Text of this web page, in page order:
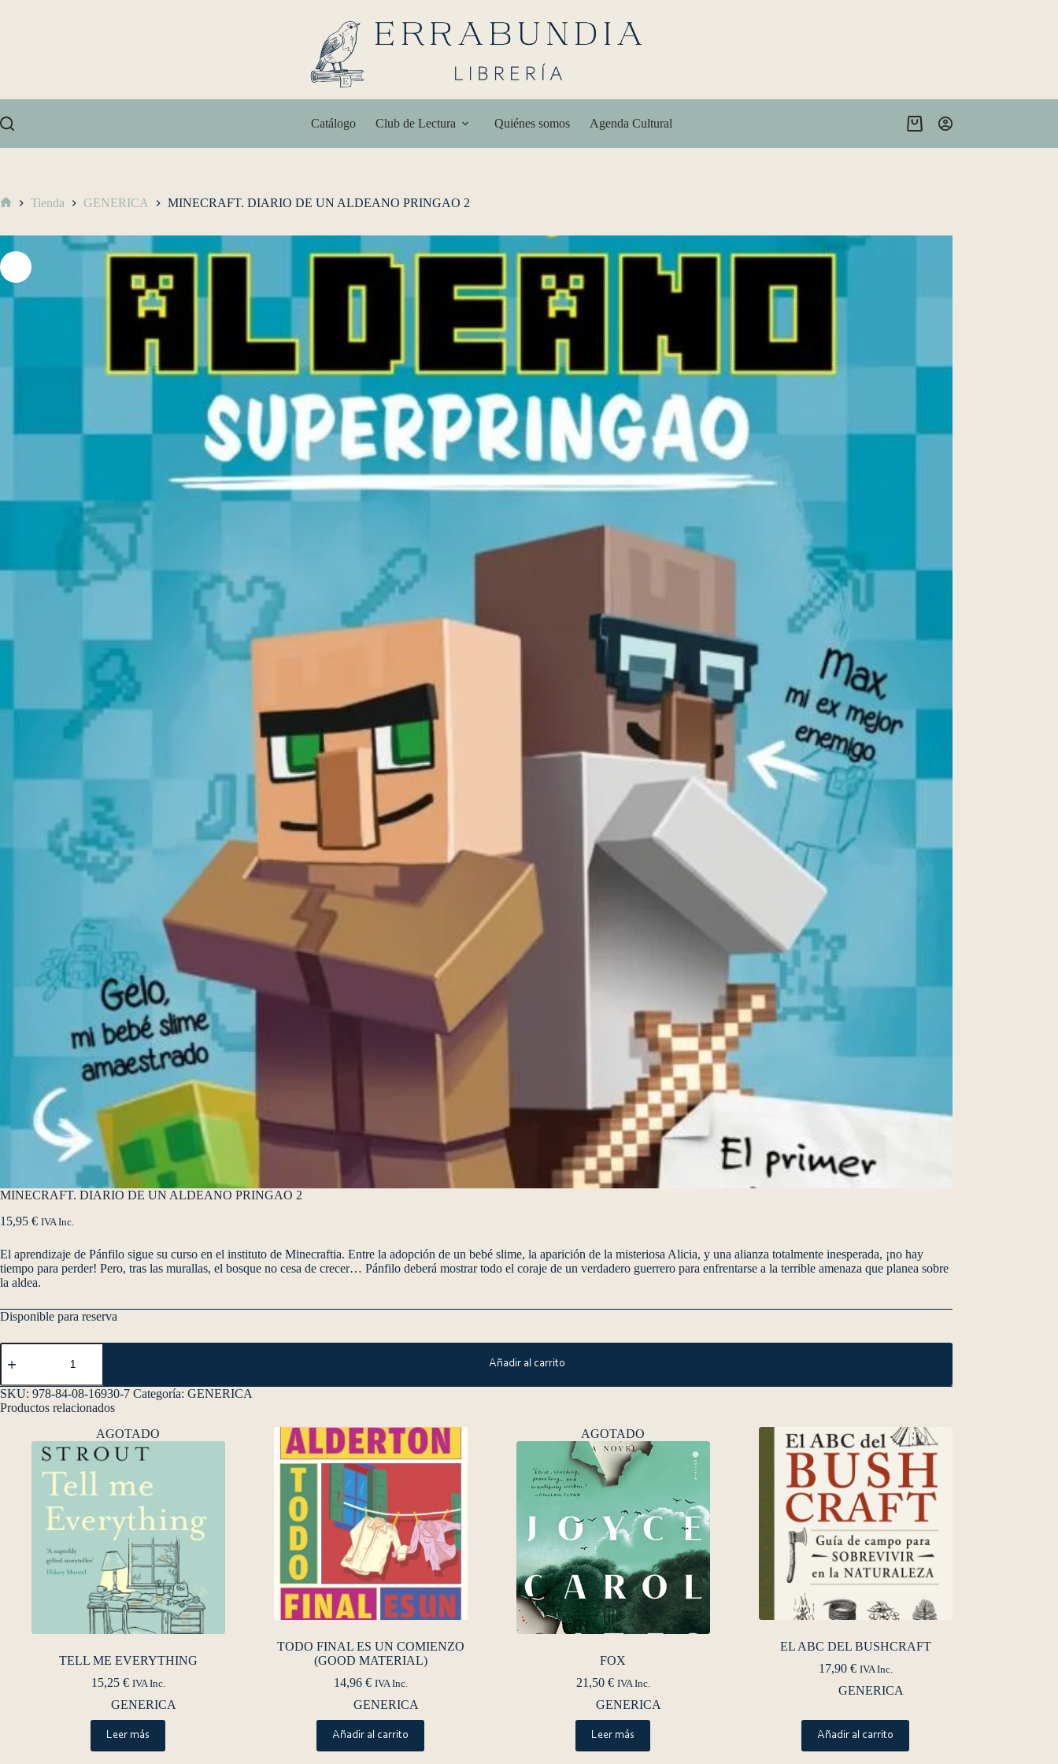
Catálogo Club de Lectura Quiénes somos Agenda Cultural
Tienda GENERICA MINECRAFT. DIARIO DE UN ALDEANO PRINGAO 2
MINECRAFT. DIARIO DE UN ALDEANO PRINGAO 2
15,95 € IVA Inc.
El aprendizaje de Pánfilo sigue su curso en el instituto de Minecraftia. Entre la adopción de un bebé slime, la aparición de la misteriosa Alicia, y una alianza totalmente inesperada, ¡no hay
tiempo para perder! Pero, tras las murallas, el bosque no cesa de crecer… Pánfilo deberá mostrar todo el coraje de un verdadero guerrero para enfrentarse a la terrible amenaza que planea sobre
la aldea.
Disponible para reserva
Añadir al carrito
SKU: 978-84-08-16930-7 Categoría: GENERICA
Productos relacionados
AGOTADO
TELL ME EVERYTHING
15,25 € IVA Inc.
GENERICA
Leer más
TODO FINAL ES UN COMIENZO
(GOOD MATERIAL)
14,96 € IVA Inc.
GENERICA
Añadir al carrito
AGOTADO
FOX
21,50 € IVA Inc.
GENERICA
Leer más
EL ABC DEL BUSHCRAFT
17,90 € IVA Inc.
GENERICA
Añadir al carrito